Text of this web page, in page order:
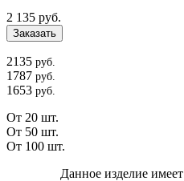
2 135 руб.
Заказать
2135 руб.
1787 руб.
1653 руб.
От 20 шт.
От 50 шт.
От 100 шт.
Данное изделие имеет